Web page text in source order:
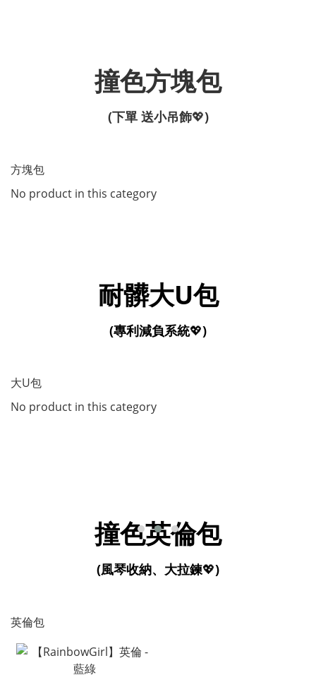
撞色方塊包
(下單 送小吊飾💖)
方塊包
No product in this category
耐髒大U包
(專利減負系統💖)
大U包
No product in this category
撞色英倫包
(風琴收納、大拉鍊💖)
英倫包